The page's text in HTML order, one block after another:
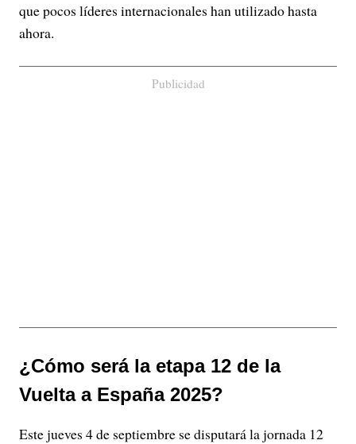
que pocos líderes internacionales han utilizado hasta
ahora.
Publicidad
¿Cómo será la etapa 12 de la
Vuelta a España 2025?
Este jueves 4 de septiembre se disputará la jornada 12